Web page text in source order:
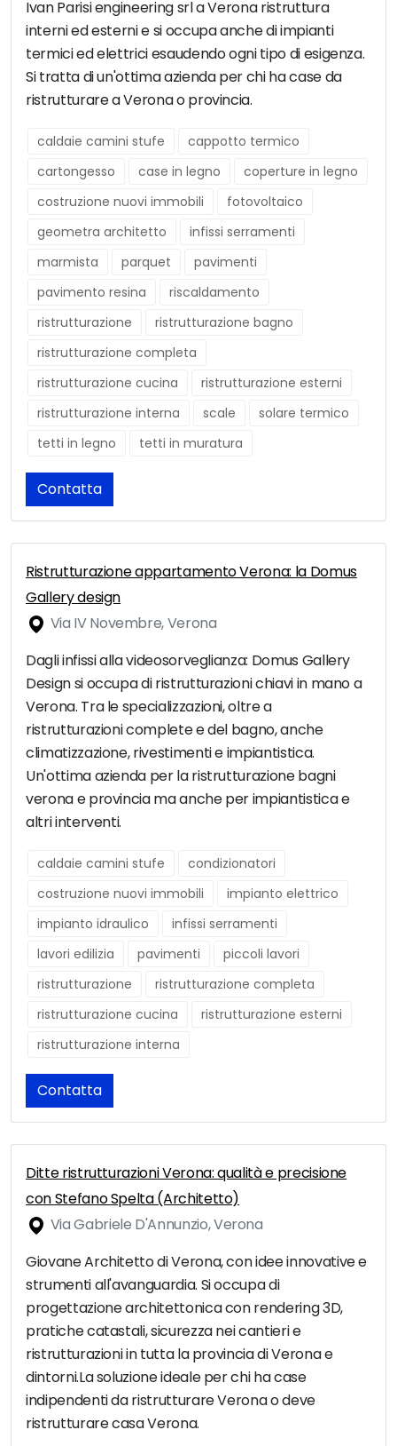
Ivan Parisi engineering srl a Verona ristruttura
interni ed esterni e si occupa anche di impianti
termici ed elettrici esaudendo ogni tipo di esigenza.
Si tratta di un'ottima azienda per chi ha case da
ristrutturare a Verona o provincia.
caldaie camini stufe
cappotto termico
cartongesso
case in legno
coperture in legno
costruzione nuovi immobili
fotovoltaico
geometra architetto
infissi serramenti
marmista
parquet
pavimenti
pavimento resina
riscaldamento
ristrutturazione
ristrutturazione bagno
ristrutturazione completa
ristrutturazione cucina
ristrutturazione esterni
ristrutturazione interna
scale
solare termico
tetti in legno
tetti in muratura
Contatta
Ristrutturazione appartamento Verona: la Domus
Gallery design
Via IV Novembre, Verona
Dagli infissi alla videosorveglianza: Domus Gallery
Design si occupa di ristrutturazioni chiavi in mano a
Verona. Tra le specializzazioni, oltre a
ristrutturazioni complete e del bagno, anche
climatizzazione, rivestimenti e impiantistica.
Un'ottima azienda per la ristrutturazione bagni
verona e provincia ma anche per impiantistica e
altri interventi.
caldaie camini stufe
condizionatori
costruzione nuovi immobili
impianto elettrico
impianto idraulico
infissi serramenti
lavori edilizia
pavimenti
piccoli lavori
ristrutturazione
ristrutturazione completa
ristrutturazione cucina
ristrutturazione esterni
ristrutturazione interna
Contatta
Ditte ristrutturazioni Verona: qualità e precisione
con Stefano Spelta (Architetto)
Via Gabriele D'Annunzio, Verona
Giovane Architetto di Verona, con idee innovative e
strumenti all'avanguardia. Si occupa di
progettazione architettonica con rendering 3D,
pratiche catastali, sicurezza nei cantieri e
ristrutturazioni in tutta la provincia di Verona e
dintorni.La soluzione ideale per chi ha case
indipendenti da ristrutturare Verona o deve
ristrutturare casa Verona.